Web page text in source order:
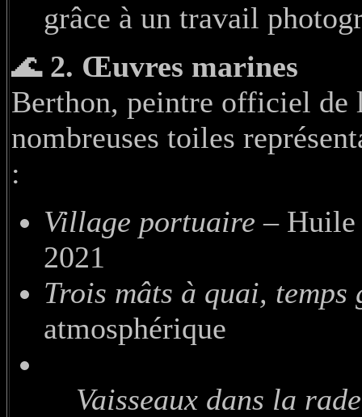
grâce à un travail
🌊 2. Œuvres marines
Berthon, peintre officiel de
nombreuses toiles
:
Village portuaire – Huile
2021
Trois mâts à quai, temps
atmosphérique
Vaisseaux dans la